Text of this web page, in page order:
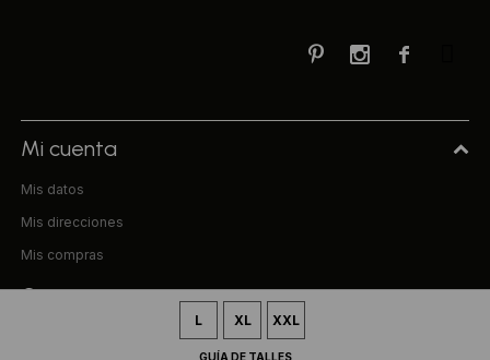
L XL XXL
GUÍA DE TALLES

 
Mi cuenta
Mis datos
Mis direcciones
Mis compras
Compra